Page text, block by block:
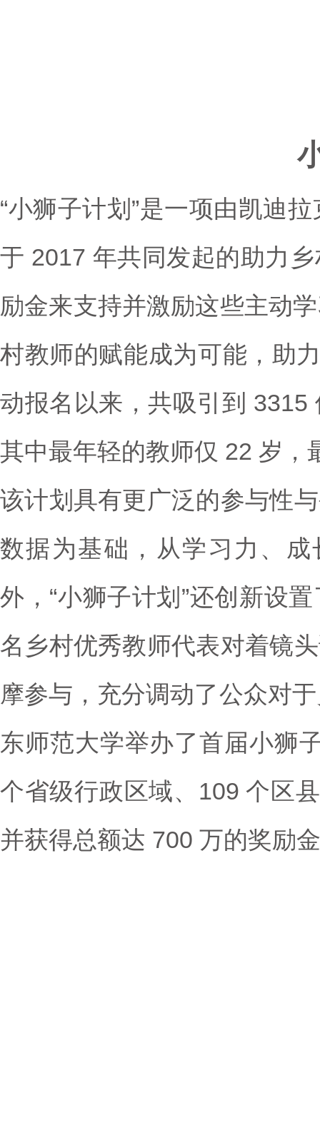
“小狮子计划”是一项由凯迪
于 2017 年共同发起的助力
励金来支持并激励这些主动
村教师的赋能成为可能，助
动报名以来，共吸引到
其中最年轻的教师仅 22 岁，
该计划具有更广泛的参与性
数据为基础，从学习力、
外，“小狮子计划”还创新设
名乡村优秀教师代表对着镜
摩参与，充分调动了公众对
东师范大学举办了首届小狮
个省级行政区域、109 个区
并获得总额达 700 万的奖励